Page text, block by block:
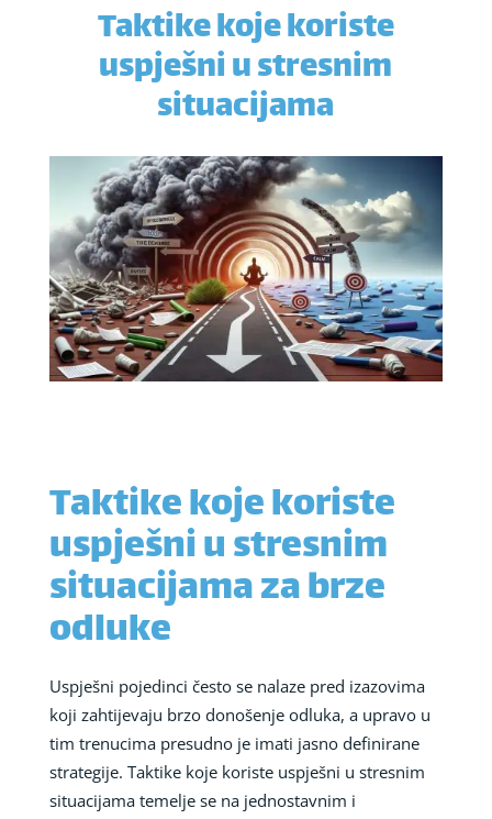
Taktike koje koriste
uspješni u stresnim
situacijama
Taktike koje koriste
uspješni u stresnim
situacijama za brze
odluke
Uspješni pojedinci često se nalaze pred izazovima
koji zahtijevaju brzo donošenje odluka, a upravo u
tim trenucima presudno je imati jasno definirane
strategije. Taktike koje koriste uspješni u stresnim
situacijama temelje se na jednostavnim i